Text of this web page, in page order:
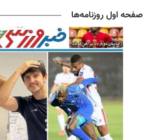
صفحه اول روزنامه‌ها